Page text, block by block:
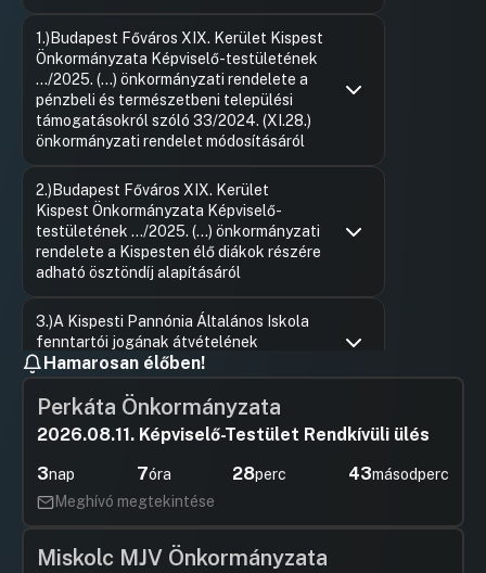
1.)Budapest Főváros XIX. Kerület Kispest
Önkormányzata Képviselő-testületének
…/2025. (...) önkormányzati rendelete a
pénzbeli és természetbeni települési
támogatásokról szóló 33/2024. (XI.28.)
önkormányzati rendelet módosításáról
2.)Budapest Főváros XIX. Kerület
Kispest Önkormányzata Képviselő-
testületének …/2025. (...) önkormányzati
rendelete a Kispesten élő diákok részére
adható ösztöndíj alapításáról
Ugrás a napirendi pontra
3.)A Kispesti Pannónia Általános Iskola
fenntartói jogának átvételének
véleményezése
HozzászólásokUgrás a napirendi pontra
4.)Együttműködési megállapodás kötése
a Budapest Rendőr-főkapitánysággal
ellátása tárgyában
HozzászólásokUgrás a napirendi pontra
5.)Kispest Közbiztonságáért Alapítvány
2024. évi támogatásának elszámolása
és 2025. évi támogatási szerződése
Hamarosan élőben!
Perkáta Önkormányzata
2026.08.11. Képviselő-Testület Rendkívüli ülés
3nap 7óra 28perc 43másodperc
Meghívó megtekintése
Miskolc MJV Önkormányzata